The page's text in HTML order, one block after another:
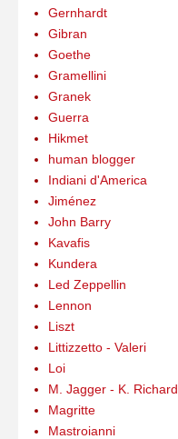
Gernhardt
Gibran
Goethe
Gramellini
Granek
Guerra
Hikmet
human blogger
Indiani d'America
Jiménez
John Barry
Kavafis
Kundera
Led Zeppellin
Lennon
Liszt
Littizzetto - Valeri
Loi
M. Jagger - K. Richard
Magritte
Mastroianni